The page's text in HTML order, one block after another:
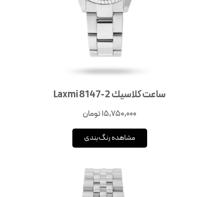
ساعت كلاسيك Laxmi 8147-2
15,750,000تومان
مشاهده رنگ‌بندی